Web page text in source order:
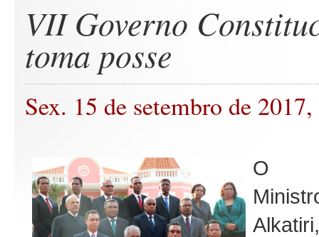
VII Governo
toma posse
Sex. 15 de setembro de
O